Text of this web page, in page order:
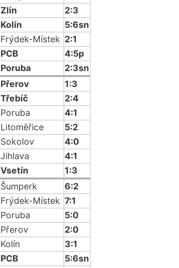
Zlín
2:3
Kolín
5:6sn
Frýdek-Místek 2:1
PCB
4:5p
Poruba
2:3sn
Přerov
1:3
Třebíč
2:4
Poruba
4:1
Litoměřice
5:2
Sokolov
4:0
Jihlava
4:1
Vsetín
1:3
Šumperk
6:2
Frýdek-Místek 7:1
Poruba
5:0
Přerov
2:0
Kolín
3:1
PCB
5:6sn